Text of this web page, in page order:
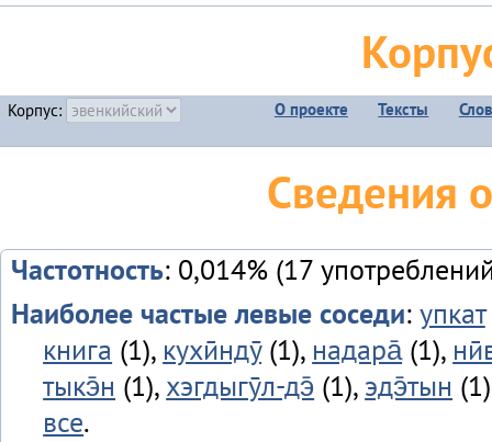
Корпус: О проекте Тексты
Сведения
Частотность: 0,014% (17
Наиболее частые левые соседи: упкат
книга (1), кухӣндӯ(1), надара̄(1),
тыкэ̄н (1), хэгдыгӯл-дэ̄ (1), эдэ̄тын
все.